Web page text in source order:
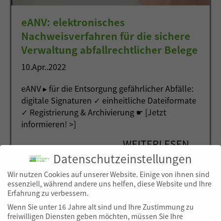
eANV: elektronisches
Nachweisverfahren für die sichere
Verwaltung abfallrechtlicher Belege
10.Apr..2022
eANV ▸ für die Entsorgung gefährlicher Abfälle:
digitale Signaturen ✓ einheitliche Dateiformate
✓ Registrierung & Archivierung ☛ [Jetzt
informieren! >]
WEITERLESEN
Datenschutzeinstellungen
Wir nutzen Cookies auf unserer Website. Einige von ihnen sind
essenziell, während andere uns helfen, diese Website und Ihre
Erfahrung zu verbessern.
Wenn Sie unter 16 Jahre alt sind und Ihre Zustimmung zu
freiwilligen Diensten geben möchten, müssen Sie Ihre